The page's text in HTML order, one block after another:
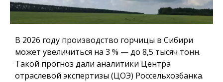
В 2026 году производство горчицы в Сибири
может увеличиться на 3 % — до 8,5 тысяч тонн.
Такой прогноз дали аналитики Центра
отраслевой экспертизы (ЦОЭ) Россельхозбанка.